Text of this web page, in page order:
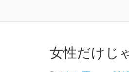
女性だけじ